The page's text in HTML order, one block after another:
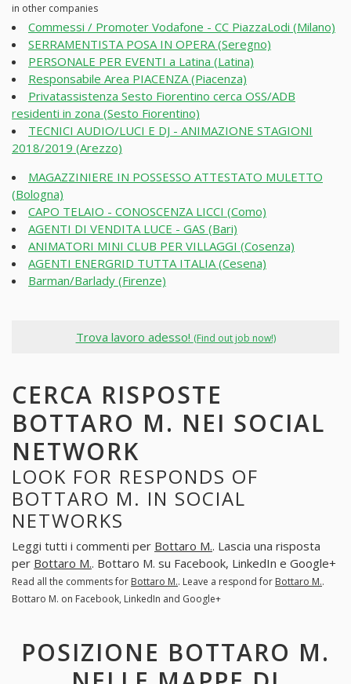
in other companies
Commessi / Promoter Vodafone - CC PiazzaLodi (Milano)
SERRAMENTISTA POSA IN OPERA (Seregno)
PERSONALE PER EVENTI a Latina (Latina)
Responsabile Area PIACENZA (Piacenza)
Privatassistenza Sesto Fiorentino cerca OSS/ADB
residenti in zona (Sesto Fiorentino)
TECNICI AUDIO/LUCI E DJ - ANIMAZIONE STAGIONI
2018/2019 (Arezzo)
MAGAZZINIERE IN POSSESSO ATTESTATO MULETTO
(Bologna)
CAPO TELAIO - CONOSCENZA LICCI (Como)
AGENTI DI VENDITA LUCE - GAS (Bari)
ANIMATORI MINI CLUB PER VILLAGGI (Cosenza)
AGENTI ENERGRID TUTTA ITALIA (Cesena)
Barman/Barlady (Firenze)
Trova lavoro adesso! (Find out job now!)
CERCA RISPOSTE
BOTTARO M. NEI SOCIAL
NETWORK
LOOK FOR RESPONDS OF
BOTTARO M. IN SOCIAL
NETWORKS
Leggi tutti i commenti per Bottaro M.. Lascia una risposta
per Bottaro M.. Bottaro M. su Facebook, LinkedIn e Google+
Read all the comments for Bottaro M.. Leave a respond for Bottaro M..
Bottaro M. on Facebook, LinkedIn and Google+
POSIZIONE BOTTARO M.